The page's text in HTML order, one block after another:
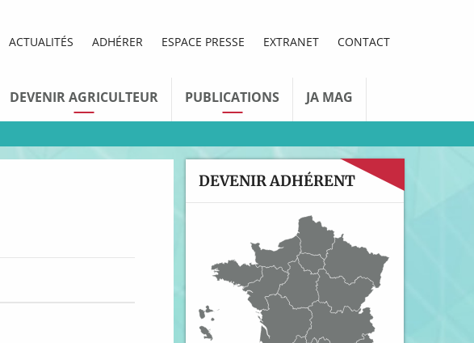
ACTUALITÉS ADHÉRER ESPACE PRESSE EXTRANET CONTACT
DEVENIR AGRICULTEUR PUBLICATIONS JA MAG
DEVENIR ADHÉRENT